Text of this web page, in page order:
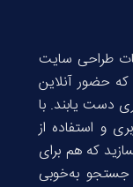
طراحی سایت
حضور آنلاین
دست یابند. با
و استفاده از
که هم برای
جستجو به‌خوبی